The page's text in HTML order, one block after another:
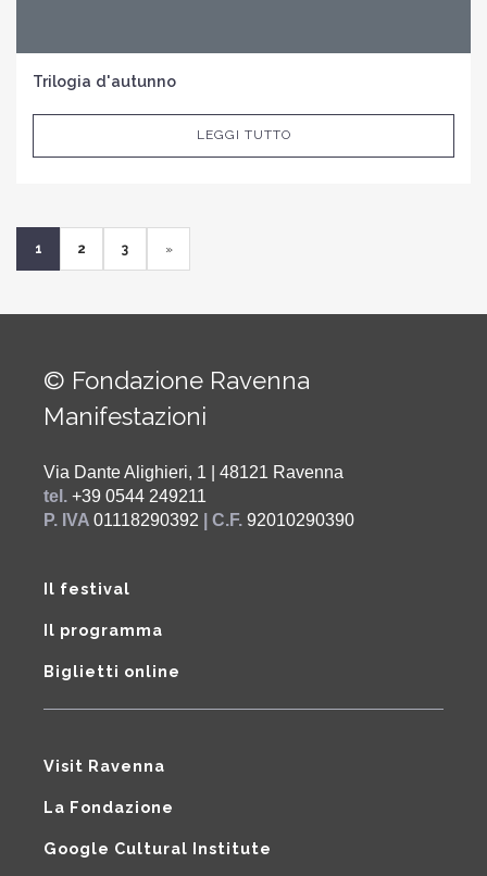
Trilogia d'autunno
LEGGI TUTTO
1 2 3 »
© Fondazione Ravenna
Manifestazioni
Via Dante Alighieri, 1 | 48121 Ravenna
tel. +39 0544 249211
P. IVA 01118290392 | C.F. 92010290390
Il festival
Il programma
Biglietti online
Visit Ravenna
La Fondazione
Google Cultural Institute